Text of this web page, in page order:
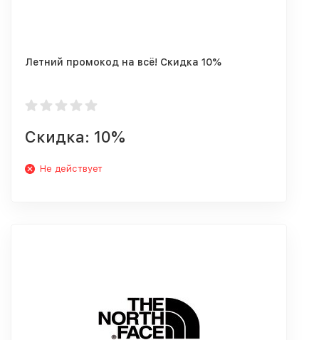
Летний промокод на всё! Скидка 10%
Скидка: 10%
Не действует